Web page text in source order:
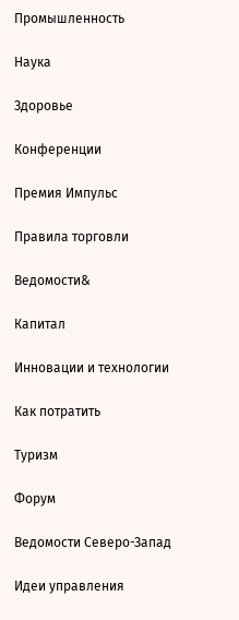
Промышленность
Наука
Здоровье
Конференции
Премия Импульс
Правила торговли
Ведомости&
Капитал
Инновации и технологии
Как потратить
Туризм
Форум
Ведомости Северо-Запад
Идеи управления